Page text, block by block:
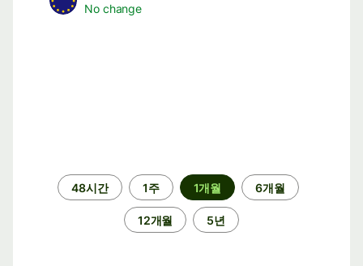
No change
48시간 1주 1개월 6개월
12개월 5년